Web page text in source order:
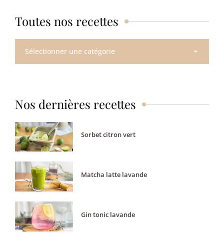
Toutes nos recettes
Toutes
Nos dernières recettes
Sorbet citron vert
Matcha latte lavande
Gin tonic lavande